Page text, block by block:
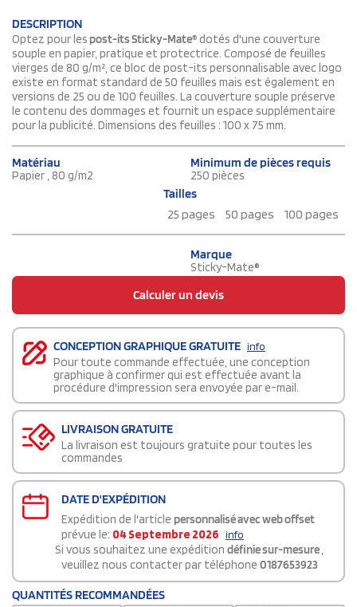
DESCRIPTION
Optez pour les post-its Sticky-Mate®dotés d'une couverture
souple en papier, pratique et protectrice. Composé de feuilles
vierges de 80 g/m², ce bloc de post-its personnalisable avec logo
existe en format standard de 50 feuilles mais est également en
versions de 25 ou de 100 feuilles. La couverture souple préserve
le contenu des dommages et fournit un espace supplémentaire
pour la publicité. Dimensions des feuilles : 100 x 75 mm.
Matériau
Papier , 80 g/m2
Minimum de pièces requis
250 pièces
Tailles
25 pages
50 pages 100 pages
Marque
Sticky-Mate®
Calculer un devis
CONCEPTION GRAPHIQUE GRATUITE info
Pour toute commande effectuée, une conception
graphique à confirmer qui est effectuée avant la
procédure d'impression sera envoyée par e-mail.
LIVRAISON GRATUITE
La livraison est toujours gratuite pour toutes les
commandes
DATE D'EXPÉDITION
Expédition de l'article personnalisé avec web offset
prévue le: 04 Septembre 2026 info
Si vous souhaitez une expédition définie sur-mesure,
veuillez nous contacter par téléphone 0187653923
QUANTITÉS RECOMMANDÉES